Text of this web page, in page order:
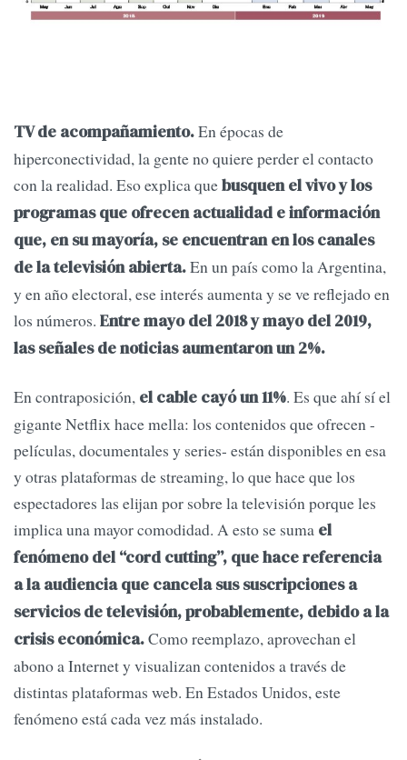
TV de acompañamiento.En épocas de
hiperconectividad, la gente no quiere perder el contacto
con la realidad. Eso explica quebusquen el vivo y los
programas que ofrecen actualidad e información
que, en su mayoría, se encuentran en los canales
de la televisión abierta.En un país como la Argentina,
y en año electoral, ese interés aumenta y se ve reflejado en
los números. Entre mayo del 2018 y mayo del 2019,
las señales de noticias aumentaron un 2%.
En contraposición, el cable cayó un 11%. Es que ahí sí el
gigante Netflix hace mella: los contenidos que ofrecen -
películas, documentales y series- están disponibles en esa
y otras plataformas de streaming, lo que hace que los
espectadores las elijan por sobre la televisión porque les
implica una mayor comodidad. A esto se suma el
fenómeno del “cord cutting”, que hace referencia
a la audiencia que cancela sus suscripciones a
servicios de televisión, probablemente, debido a la
crisis económica.Como reemplazo, aprovechan el
abono a Internet y visualizan contenidos a través de
distintas plataformas web. En Estados Unidos, este
fenómeno está cada vez más instalado.